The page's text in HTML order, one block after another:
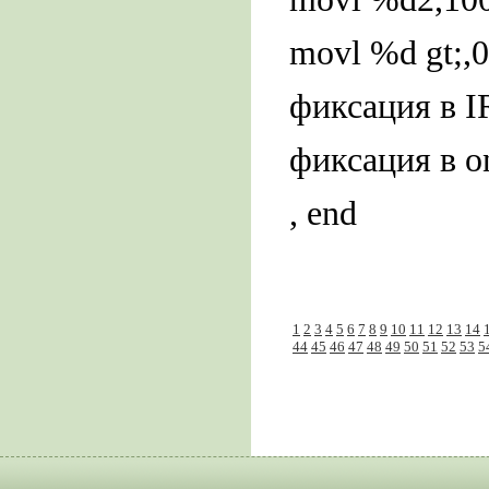
movl %d
фиксация в
фиксация в
, end
1 2 3 4 5 6 7 8 9 10 11 12 13 14
44 45 46 47 48 49 50 51 52 53